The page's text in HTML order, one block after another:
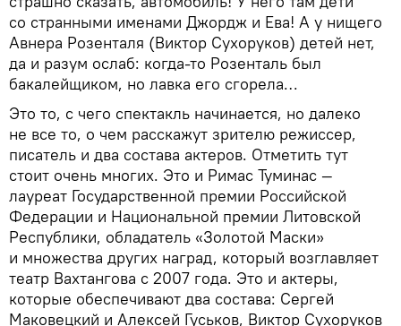
со странными именами Джордж и Ева! А у нищего
Авнера Розенталя (Виктор Сухоруков) детей нет,
да и разум ослаб: когда-то Розенталь был
бакалейщиком, но лавка его сгорела…
Это то, с чего спектакль начинается, но далеко
не все то, о чем расскажут зрителю режиссер,
писатель и два состава актеров. Отметить тут
стоит очень многих. Это и Римас Туминас —
лауреат Государственной премии Российской
Федерации и Национальной премии Литовской
Республики, обладатель «Золотой Маски»
и множества других наград, который возглавляет
театр Вахтангова с 2007 года. Это и актеры,
которые обеспечивают два состава: Сергей
Маковецкий и Алексей Гуськов, Виктор Сухоруков